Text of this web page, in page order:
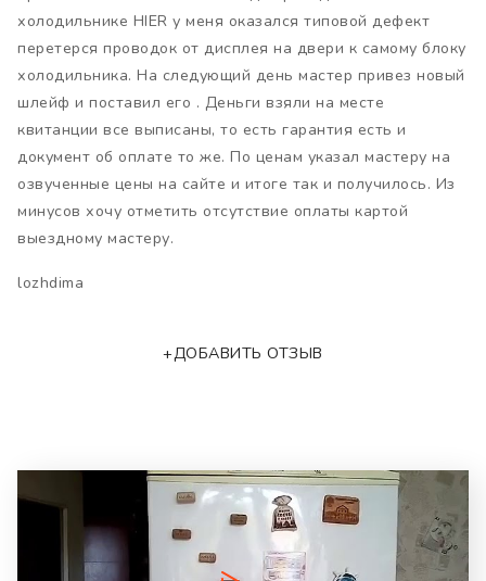
холодильнике HIER у меня оказался типовой дефект
перетерся проводок от дисплея на двери к самому блоку
холодильника. На следующий день мастер привез новый
шлейф и поставил его . Деньги взяли на месте
квитанции все выписаны, то есть гарантия есть и
документ об оплате то же. По ценам указал мастеру на
озвученные цены на сайте и итоге так и получилось. Из
минусов хочу отметить отсутствие оплаты картой
выездному мастеру.
lozhdima
+ДОБАВИТЬ ОТЗЫВ